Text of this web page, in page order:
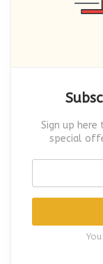
Sign up
special